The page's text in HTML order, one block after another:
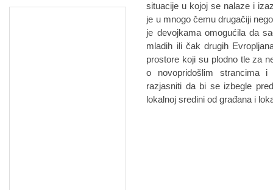
situacije u kojoj se nalaze i
je u mnogo čemu drugačiji
je devojkama omogućila da
mladih ili čak drugih
prostore koji su plodno tle za
o novopridošlim strancima
razjasniti da bi se izbegle
lokalnoj sredini od građana i